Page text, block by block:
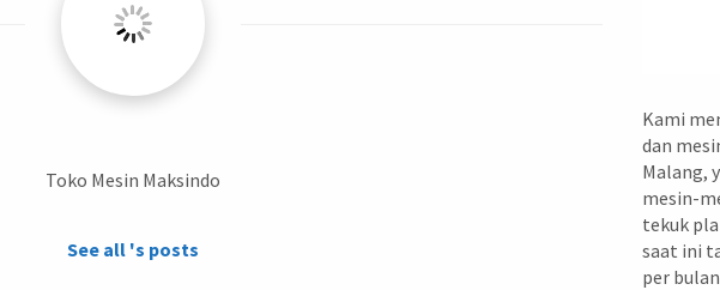
Toko Mesin Maksindo
See all 's posts
Kami
dan
Malang,
mesin-
tekuk
saat ini
per bulan